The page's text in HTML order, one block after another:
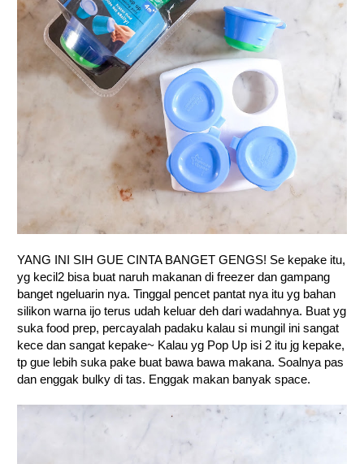
YANG INI SIH GUE CINTA BANGET GENGS! Se kepake itu,
yg kecil2 bisa buat naruh makanan di freezer dan gampang
banget ngeluarin nya. Tinggal pencet pantat nya itu yg bahan
silikon warna ijo terus udah keluar deh dari wadahnya. Buat yg
suka food prep, percayalah padaku kalau si mungil ini sangat
kece dan sangat kepake~ Kalau yg Pop Up isi 2 itu jg kepake,
tp gue lebih suka pake buat bawa bawa makana. Soalnya pas
dan enggak bulky di tas. Enggak makan banyak space.